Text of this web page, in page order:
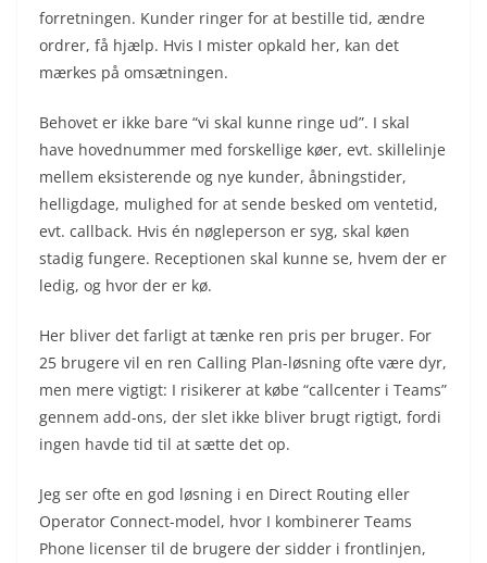
forretningen. Kunder ringer for at bestille tid, ændre
ordrer, få hjælp. Hvis I mister opkald her, kan det
mærkes på omsætningen.
Behovet er ikke bare “vi skal kunne ringe ud”. I skal
have hovednummer med forskellige køer, evt. skillelinje
mellem eksisterende og nye kunder, åbningstider,
helligdage, mulighed for at sende besked om ventetid,
evt. callback. Hvis én nøgleperson er syg, skal køen
stadig fungere. Receptionen skal kunne se, hvem der er
ledig, og hvor der er kø.
Her bliver det farligt at tænke ren pris per bruger. For
25 brugere vil en ren Calling Plan-løsning ofte være dyr,
men mere vigtigt: I risikerer at købe “callcenter i Teams”
gennem add-ons, der slet ikke bliver brugt rigtigt, fordi
ingen havde tid til at sætte det op.
Jeg ser ofte en god løsning i en Direct Routing eller
Operator Connect-model, hvor I kombinerer Teams
Phone licenser til de brugere der sidder i frontlinjen,